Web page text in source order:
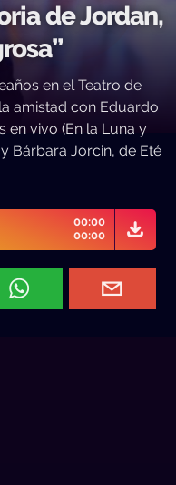
de Jordan,
en el Teatro de
amistad con Eduardo
en vivo (En la Luna y
Bárbara Jorcin, de Eté
00:00
00:00